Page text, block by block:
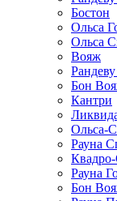
Бостон
Ольса
Ольса
Вояж
Бон
Кантри
Ольса-
Рауна
Рауна
Бон